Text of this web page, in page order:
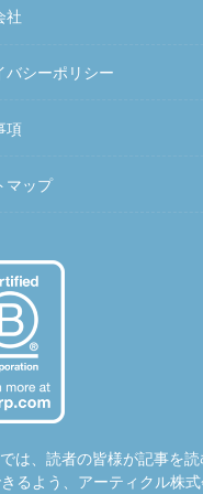
社
バシーポリシー
項
マップ
は、読者の皆様が記事を
るよう、アーティクル株